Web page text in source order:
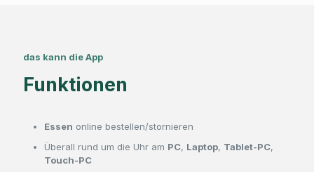
das kann die App
Funktionen
Essen online bestellen/stornieren
Überall rund um die Uhr am PC, Laptop, Tablet-PC,
Touch-PC